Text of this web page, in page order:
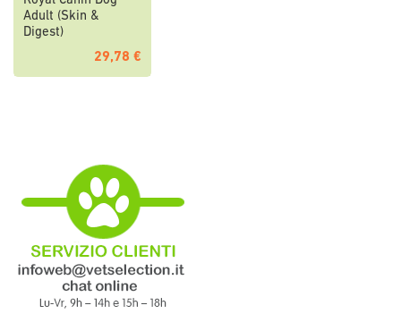
Adult (Skin &
Digest)
29,78 €